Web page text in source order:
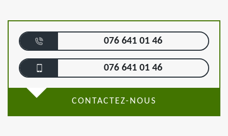
076 641 01 46
076 641 01 46
CONTACTEZ-NOUS